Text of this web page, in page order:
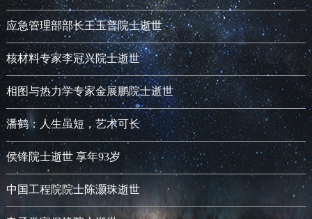
应急管理部部长王玉普院士逝世
核材料专家李冠兴院士逝世
相图与热力学专家金展鹏院士逝世
潘鹤：人生虽短，艺术可长
侯锋院士逝世 享年93岁
中国工程院院士陈灏珠逝世